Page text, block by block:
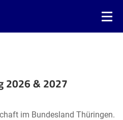
2026 & 2027
Leaflet | © OpenStreetMap2
im Bundesland Thüringen.